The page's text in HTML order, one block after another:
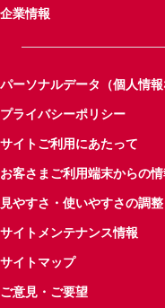
企業情報
パーソナルデータ（個人情
プライバシーポリシー
サイトご利用にあたって
お客さまご利用端末からの
見やすさ・使いやすさの調整
サイトメンテナンス情報
サイトマップ
ご意見・ご要望